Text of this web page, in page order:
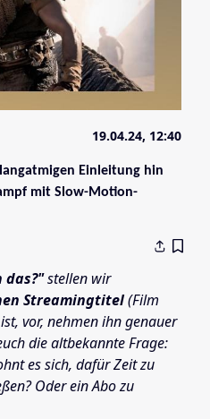
19.04.24, 12:40
Einleitung hin
mit Slow-Motion-
das?"stellen wir
Streamingtitel(Film
vor, nehmen ihn genauer
die altbekannte Frage:
es sich, dafür Zeit zu
Oder ein Abo zu